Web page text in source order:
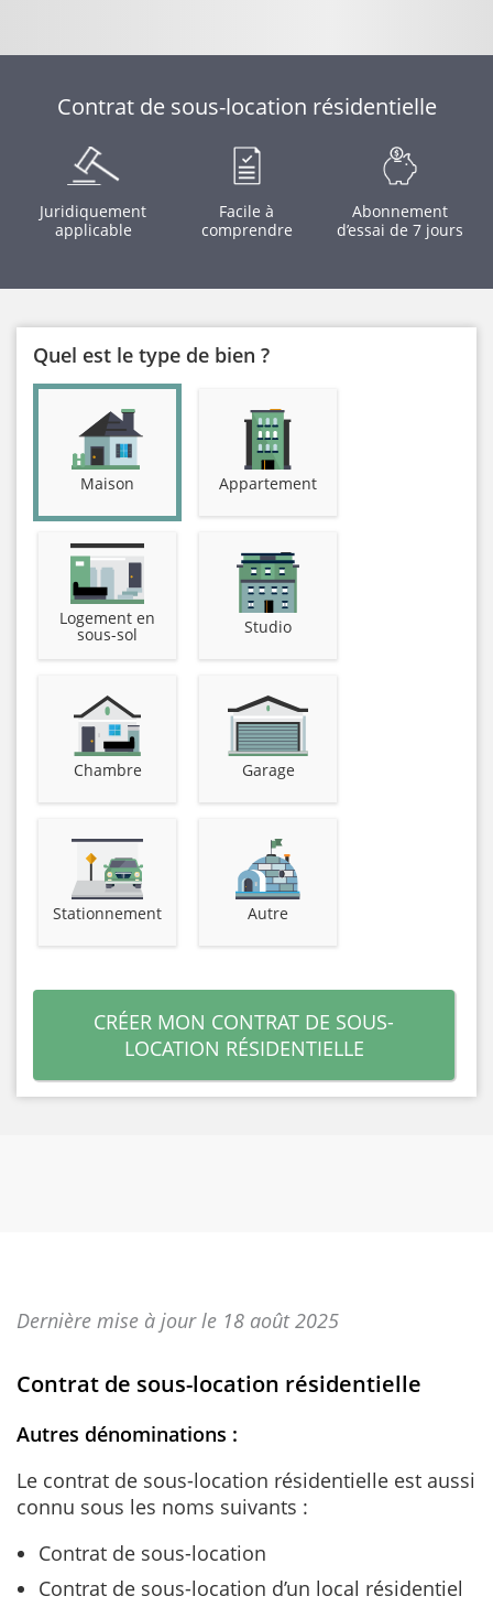
Contrat de sous-location résidentielle
Juridiquement
applicable
Facile à
comprendre
Abonnement
d’essai de 7 jours
Quel est le type de bien ?
Maison Appartement
Logement en
sous-sol Studio
Chambre Garage
Stationnement Autre
CRÉER MON CONTRAT DE SOUS-
LOCATION RÉSIDENTIELLE
Dernière mise à jour le 18 août 2025
Contrat de sous-location résidentielle
Autres dénominations :
Le contrat de sous-location résidentielle est aussi
connu sous les noms suivants :
Contrat de sous-location
Contrat de sous-location d’un local résidentiel